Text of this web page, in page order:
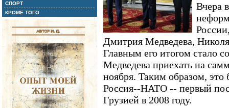
СПОРТ
КРОМЕ ТОГО
Вчера
Дмитрия Медведева,
Главным его итогом стало
Медведева приехать на
ноября. Таким образом,
Россия--НАТО -- первый
Грузией в 2008 году.